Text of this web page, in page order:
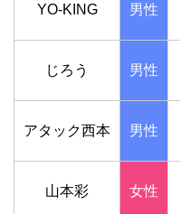
YO-KING 男性
じろう 男性
アタック西本 男性
山本彩 女性